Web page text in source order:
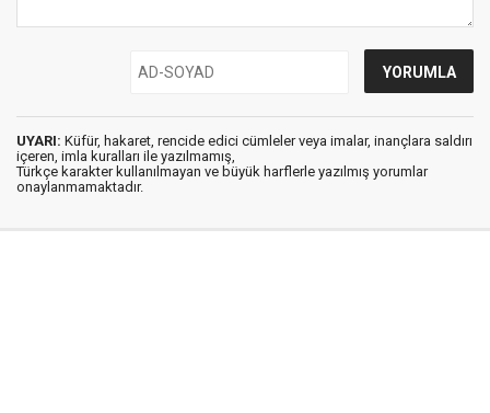
UYARI: Küfür, hakaret, rencide edici cümleler veya imalar, inançlara saldırı
içeren, imla kuralları ile yazılmamış,
Türkçe karakter kullanılmayan ve büyük harflerle yazılmış yorumlar
onaylanmamaktadır.